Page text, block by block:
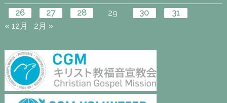
26
27 28 29 30
31
« 12月
2月 »